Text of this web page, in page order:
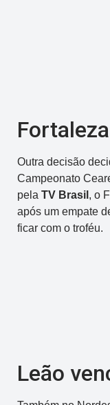
Outra decisão
Campeonato
pela TV Brasil , o
após um empate
ficar com o troféu.
Leão